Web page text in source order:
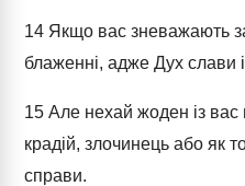
14 Якщо вас зневажають
блаженні, адже Дух слави
15 Але нехай жоден із
крадій, злочинець або як
справи.